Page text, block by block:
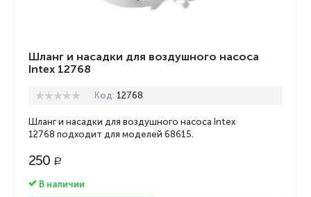
Шланг и насадки для воздушного насоса
Intex 12768
Код: 12768
Шланг и насадки для воздушного насоса Intex
12768 подходит для моделей 68615.
250 Р
В наличии